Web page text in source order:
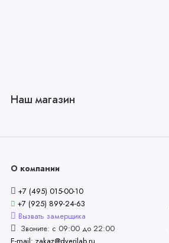
Наш магазин
О компании
+7 (495) 015-00-10
+7 (925) 899-24-63
Вызвать замерщика
Звоните: с 09:00 до 22:00
E-mail: zakaz@dverilab.ru